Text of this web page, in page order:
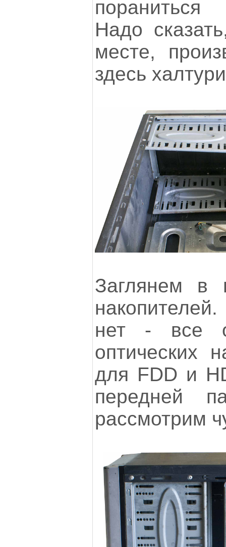
Надо
месте,
здесь
Заглянем в
нет - все
оптических
для FDD и
передней
рассмотрим